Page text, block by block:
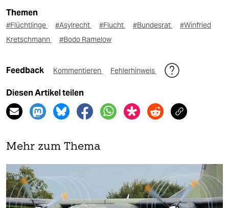
Themen
#Flüchtlinge #Asylrecht #Flucht #Bundesrat
#Winfried
Kretschmann
#Bodo Ramelow
Feedback Kommentieren Fehlerhinweis
Diesen Artikel teilen
Mehr zum Thema